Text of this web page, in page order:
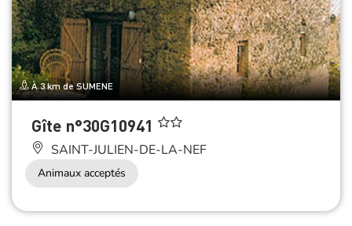
À 3 km de SUMENE
Gîte n°30G10941
SAINT-JULIEN-DE-LA-NEF
Animaux acceptés